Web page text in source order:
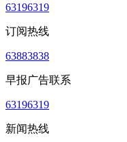
63196319
订阅热线
63883838
早报广告联系
63196319
新闻热线